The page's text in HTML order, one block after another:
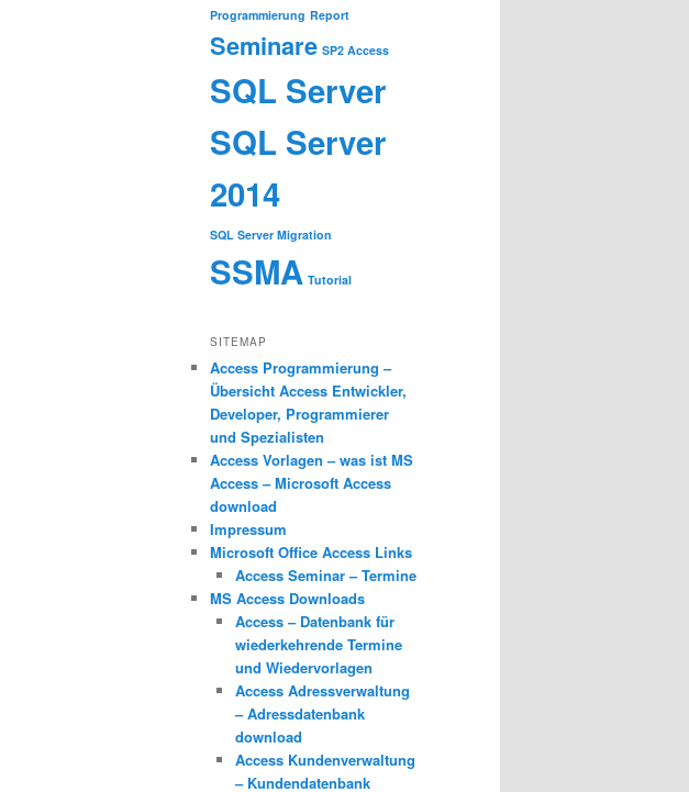
Programmierung Report
Seminare SP2 Access
SQL Server
SQL Server
2014
SQL Server Migration
SSMA Tutorial
SITEMAP
Access Programmierung –
Übersicht Access Entwickler,
Developer, Programmierer
und Spezialisten
Access Vorlagen – was ist MS
Access – Microsoft Access
download
Impressum
Microsoft Office Access Links
Access Seminar – Termine
MS Access Downloads
Access – Datenbank für
wiederkehrende Termine
und Wiedervorlagen
Access Adressverwaltung
– Adressdatenbank
download
Access Kundenverwaltung
– Kundendatenbank